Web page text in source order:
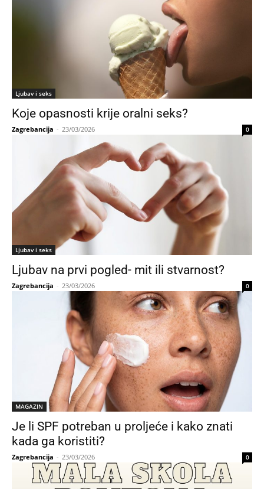
Ljubav i seks
Koje opasnosti krije oralni seks?
Zagrebancija - 23/03/2026 0
Ljubav i seks
Ljubav na prvi pogled- mit ili stvarnost?
Zagrebancija - 23/03/2026 0
MAGAZIN
Je li SPF potreban u proljeće i kako znati
kada ga koristiti?
Zagrebancija - 23/03/2026 0